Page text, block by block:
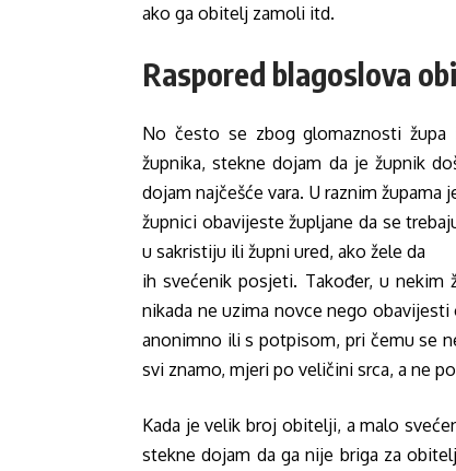
ako ga obitelj zamoli itd.
Raspored blagoslova
No često se zbog glomaznosti župa
župnika, stekne dojam da je župnik
dojam najčešće vara. U raznim
župnici obavijeste župljane da se
u sakristiju ili župni ured, ako žele da
ih svećenik posjeti. Također, u nekim
nikada ne uzima novce nego
anonimno ili s potpisom, pri čemu se
svi znamo, mjeri po veličini srca, a ne
Kada je velik broj obitelji, a malo
stekne dojam da ga nije briga za